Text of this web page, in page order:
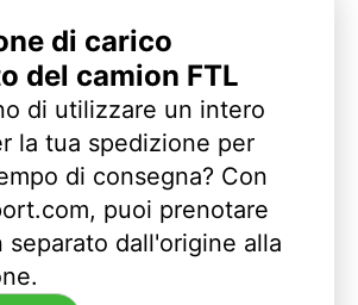
di carico
del camion FTL
di utilizzare un intero
la tua spedizione per
di consegna? Con
puoi prenotare
separato dall'origine alla